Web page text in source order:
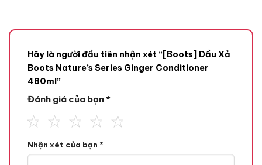
Hãy là người đầu tiên nhận xét “[Boots] Dầu Xả
Boots Nature’s Series Ginger Conditioner
480ml”
Đánh giá của bạn*
Nhận xét của bạn *